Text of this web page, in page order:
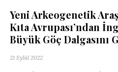
Yeni Arkeogenetik
Kıta Avrupası’ndan
Büyük Göç Dalgasını
21 Eylül 2022